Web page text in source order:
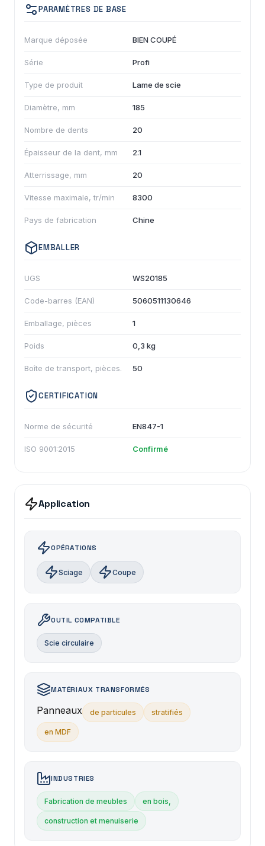
PARAMÈTRES DE BASE
Marque déposée BIEN COUPÉ
Série Profi
Type de produit Lame de scie
Diamètre, mm 185
Nombre de dents 20
Épaisseur de la dent, mm 2.1
Atterrissage, mm 20
Vitesse maximale, tr/min 8300
Pays de fabrication Chine
EMBALLER
UGS WS20185
Code-barres (EAN) 5060511130646
Emballage, pièces 1
Poids 0,3 kg
Boîte de transport, pièces. 50
CERTIFICATION
Norme de sécurité EN847-1
ISO 9001:2015 Confirmé
Application
OPÉRATIONS
Sciage Coupe
OUTIL COMPATIBLE
Scie circulaire
MATÉRIAUX TRANSFORMÉS
Panneaux de particules stratifiés
en MDF
INDUSTRIES
Fabrication de meubles en bois,
construction et menuiserie